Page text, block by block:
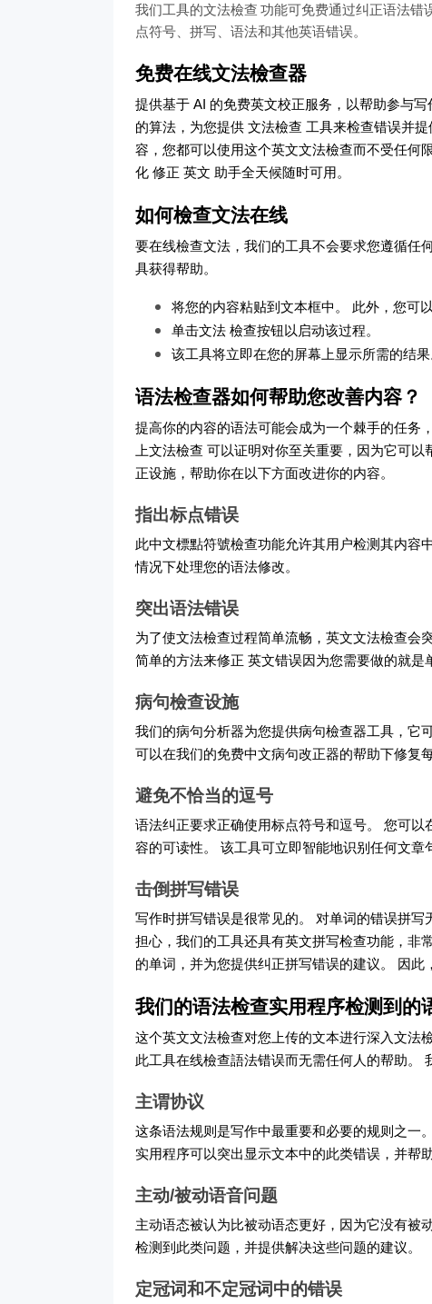
我们工具的文法檢查 功能可免费通过纠正语法
点符号、拼写、语法和其他英语错误。
免费在线文法檢查器
提供基于 AI 的免费英文校正服务，以帮助参与
的算法，为您提供 文法檢查 工具来检查错误并
容，您都可以使用这个英文文法檢查而不受任何
化 修正 英文 助手全天候随时可用。
如何檢查文法在线
要在线檢查文法，我们的工具不会要求您遵循任
具获得帮助。
将您的内容粘贴到文本框中。 此外，您可
单击文法 檢查按钮以启动该过程。
该工具将立即在您的屏幕上显示所需的结果
语法检查器如何帮助您改善内容？
提高你的内容的语法可能会成为一个棘手的任务
上文法檢查 可以证明对你至关重要，因为它可
正设施，帮助你在以下方面改进你的内容。
指出标点错误
此中文標點符號檢查功能允许其用户检测其内容
情况下处理您的语法修改。
突出语法错误
为了使文法檢查过程简单流畅，英文文法檢查会
简单的方法来修正 英文错误因为您需要做的就是
病句檢查设施
我们的病句分析器为您提供病句檢查器工具，它
可以在我们的免费中文病句改正器的帮助下修复
避免不恰当的逗号
语法纠正要求正确使用标点符号和逗号。 您可
容的可读性。 该工具可立即智能地识别任何文章
击倒拼写错误
写作时拼写错误是很常见的。 对单词的错误拼
担心，我们的工具还具有英文拼写检查功能，非
的单词，并为您提供纠正拼写错误的建议。 因此
我们的语法检查实用程序检测到的
这个英文文法檢查对您上传的文本进行深入文法
此工具在线檢查語法错误而无需任何人的帮助。
主谓协议
这条语法规则是写作中最重要和必要的规则之一
实用程序可以突出显示文本中的此类错误，并帮
主动/被动语音问题
主动语态被认为比被动语态更好，因为它没有被
检测到此类问题，并提供解决这些问题的建议。
定冠词和不定冠词中的错误